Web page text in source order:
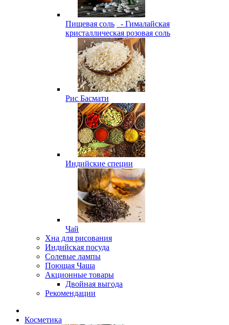
Пищевая соль
- Гималайская
кристаллическая розовая соль
Рис Басмати
Индийские специи
Чай
Хна для рисования
Индийская посуда
Солевые лампы
Поющая Чаша
Акционные товары
Двойная выгода
Рекомендации
Косметика